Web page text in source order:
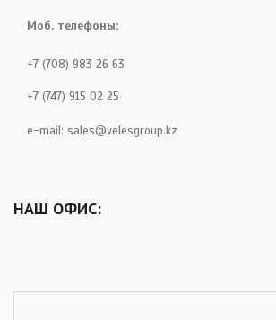
Моб. телефоны:
+7 (708) 983 26 63
+7 (747) 915 02 25
e-mail: sales@velesgroup.kz
НАШ ОФИС: